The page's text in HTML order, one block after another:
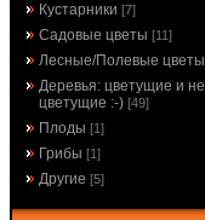
Кустарники [7]
Садовые цветы [11]
Лесные/Полевые цветы
Деревья: цветущие и не
цветущие :-) [49]
Плоды [1]
Грибы [1]
Другие [5]